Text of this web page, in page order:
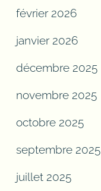
février 2026
janvier 2026
décembre 2025
novembre 2025
octobre 2025
septembre 2025
juillet 2025